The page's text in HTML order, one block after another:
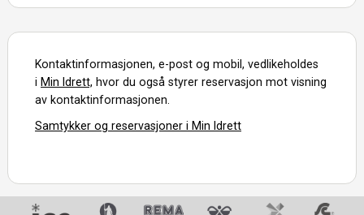
Kontaktinformasjonen, e-post og mobil, vedlikeholdes
i Min Idrett, hvor du også styrer reservasjon mot visning
av kontaktinformasjonen.
Samtykker og reservasjoner i Min Idrett